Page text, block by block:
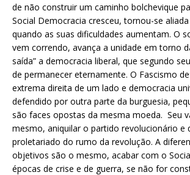
de não construir um caminho bolchevique
Social Democracia cresceu, tornou-se
quando as suas dificuldades aumentam. O
vem correndo, avança a unidade em torno
saída” a democracia liberal, que segundo
de permanecer eternamente. O Fascismo
extrema direita de um lado e democracia
defendido por outra parte da burguesia,
são faces opostas da mesma moeda. Seu
mesmo, aniquilar o partido revolucionário e
proletariado do rumo da revolução. A
objetivos são o mesmo, acabar com o
épocas de crise e de guerra, se não for